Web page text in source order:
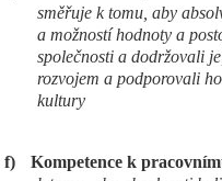
směřuje k tomu, aby
a možností hodnoty a
společnosti a dodržovali
rozvojem a podporovali
kultury
f) Kompetence k